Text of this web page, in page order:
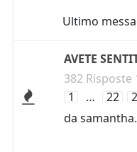
Ultimo
AVETE
382 Risposte
1
… 22
da